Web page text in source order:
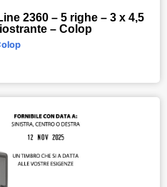
2360 – 5 righe – 3 x 4,5
– Colop